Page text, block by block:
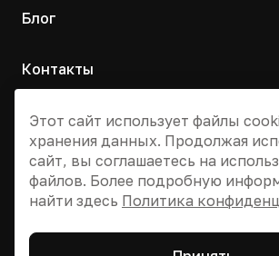
Блог
Контакты
+7 495 955 13 12
info@dvizhdubai.ru
© 2026 DV Dubai Global
Этот сайт использует файлы
хранения данных. Продолжая
сайт, вы соглашаетесь на
файлов. Более подробную
найти здесь Политика